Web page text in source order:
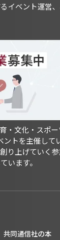
イベント運営
・文化・スポ
ントを主催して
り上げていく
います。
共同通信社の本